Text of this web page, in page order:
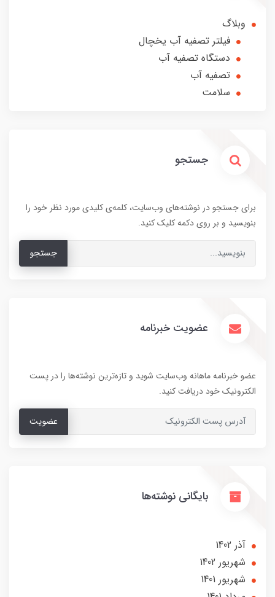
وبلاگ
فیلتر تصفیه آب یخچال
دستگاه تصفیه آب
تصفیه آب
سلامت
جستجو
برای جستجو در نوشته‌های وب‌سایت، کلمه‌ی کلیدی مورد نظر خود را
بنویسید و بر روی دکمه کلیک کنید.
جستجو
عضویت خبرنامه
عضو خبرنامه ماهانه وب‌سایت شوید و تازه‌ترین نوشته‌ها را در پست
الکترونیک خود دریافت کنید.
عضویت
بایگانی نوشته‌ها
آذر 1402
شهریور 1402
شهریور 1401